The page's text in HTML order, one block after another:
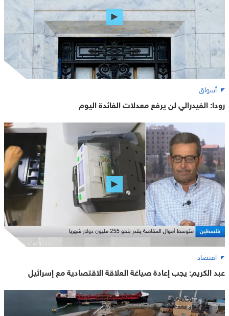
أسواق
رودا: الفيدرالي لن يرفع معدلات الفائدة اليوم
اقتصاد
عبد الكريم: يجب إعادة صياغة العلاقة الاقتصادية مع إسرائيل